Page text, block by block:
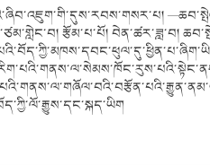
རྩོམ་པ་པོ། བེན་ཚར་ཟླ་བ།